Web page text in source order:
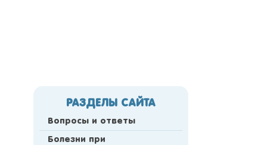
РАЗДЕЛЫ САЙТА
Вопросы и ответы
Болезни при